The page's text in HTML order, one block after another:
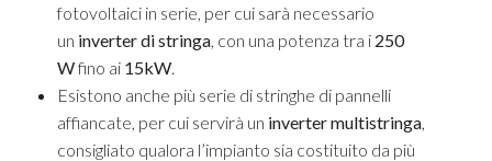
fotovoltaici in serie, per cui sarà necessario
un inverter di stringa , con una potenza tra i 250
Wfino ai 15kW
Esistono anche più serie di stringhe di pannelli
affiancate, per cui servirà un inverter multistringa
consigliato qualora l’impianto sia costituito da più